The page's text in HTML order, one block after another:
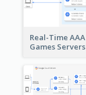
Real-Time AAA
Games Servers